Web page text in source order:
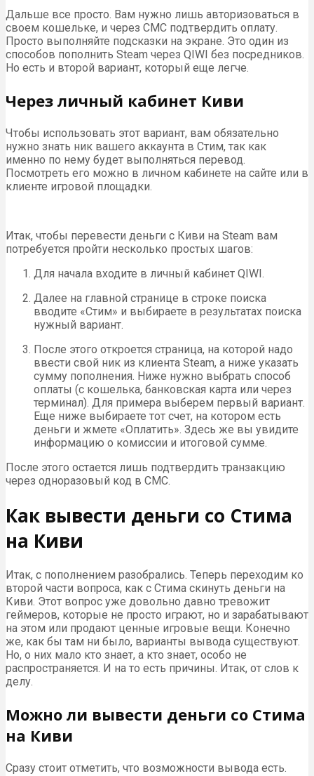
Дальше все просто. Вам нужно лишь авторизоваться в
своем кошельке, и через СМС подтвердить оплату.
Просто выполняйте подсказки на экране. Это один из
способов пополнить Steam через QIWI без посредников.
Но есть и второй вариант, который еще легче.
Через личный кабинет Киви
Чтобы использовать этот вариант, вам обязательно
нужно знать ник вашего аккаунта в Стим, так как
именно по нему будет выполняться перевод.
Посмотреть его можно в личном кабинете на сайте или в
клиенте игровой площадки.
Итак, чтобы перевести деньги с Киви на Steam вам
потребуется пройти несколько простых шагов:
Для начала входите в личный кабинет QIWI.
Далее на главной странице в строке поиска
вводите «Стим» и выбираете в результатах поиска
нужный вариант.
После этого откроется страница, на которой надо
ввести свой ник из клиента Steam, а ниже указать
сумму пополнения. Ниже нужно выбрать способ
оплаты (с кошелька, банковская карта или через
терминал). Для примера выберем первый вариант.
Еще ниже выбираете тот счет, на котором есть
деньги и жмете «Оплатить». Здесь же вы увидите
информацию о комиссии и итоговой сумме.
После этого остается лишь подтвердить транзакцию
через одноразовый код в СМС.
Как вывести деньги со Стима
на Киви
Итак, с пополнением разобрались. Теперь переходим ко
второй части вопроса, как с Стима скинуть деньги на
Киви. Этот вопрос уже довольно давно тревожит
геймеров, которые не просто играют, но и зарабатывают
на этом или продают ценные игровые вещи. Конечно
же, как бы там ни было, варианты вывода существуют.
Но, о них мало кто знает, а кто знает, особо не
распространяется. И на то есть причины. Итак, от слов к
делу.
Можно ли вывести деньги со Стима
на Киви
Сразу стоит отметить, что возможности вывода есть.